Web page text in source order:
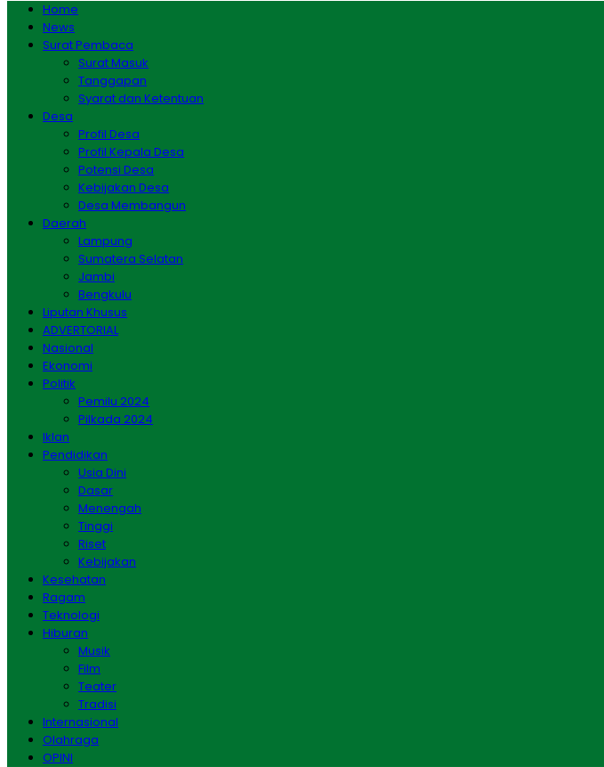
Home
News
Surat Pembaca
Surat Masuk
Tanggapan
Syarat dan Ketentuan
Desa
Profil Desa
Profil Kepala Desa
Potensi Desa
Kebijakan Desa
Desa Membangun
Daerah
Lampung
Sumatera Selatan
Jambi
Bengkulu
Liputan Khusus
ADVERTORIAL
Nasional
Ekonomi
Politik
Pemilu 2024
Pilkada 2024
Iklan
Pendidikan
Usia Dini
Dasar
Menengah
Tinggi
Riset
Kebijakan
Kesehatan
Ragam
Teknologi
Hiburan
Musik
Film
Teater
Tradisi
Internasional
Olahraga
OPINI